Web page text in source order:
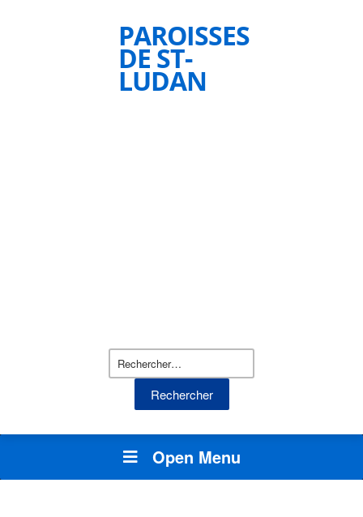
PAROISSES
DE ST-
LUDAN
Rechercher :
Open Menu